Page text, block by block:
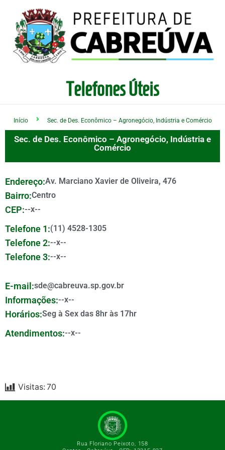
Telefones Úteis
Início Sec. de Des. Econômico – Agronegócio, Indústria e Comércio
Sec. de Des. Econômico – Agronegócio, Indústria e
Comércio
Endereço:Av. Marciano Xavier de Oliveira, 476
Bairro:Centro
CEP:--x--
Telefone 1:(11) 4528-1305
Telefone 2:--x--
Telefone 3:--x--
E-mail:sde@cabreuva.sp.gov.br
Informações:--x--
Horários:Seg à Sex das 8hr às 17hr
Atendimentos:--x--
Visitas: 70
Rua Floriano Peixoto, 158